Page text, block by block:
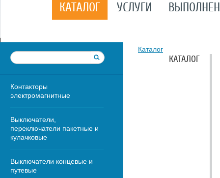
КАТАЛОГ УСЛУГИ
Контакторы
электромагнитные
Выключатели,
переключатели пакетные и
кулачковые
Выключатели концевые и
путевые
Каталог
КАТАЛОГ